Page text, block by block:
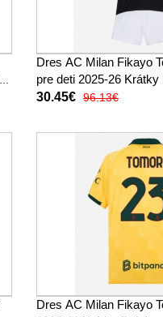
Dres AC Milan Fikayo
pre deti 2025-26 Krátky
trenírky)
30.45€ 96.13€
Dres AC Milan Fikayo